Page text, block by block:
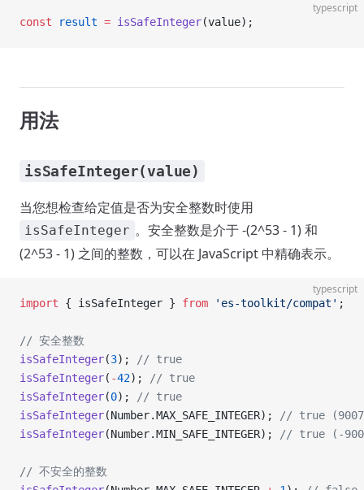
typescript
const result = isSafeInteger(value);
用法
isSafeInteger(value)
当您想检查给定值是否为安全整数时使用
isSafeInteger 。安全整数是介于 -(2^53 - 1) 和
(2^53 - 1) 之间的整数，可以在 JavaScript 中精确表示。
typescript
import { isSafeInteger } from 'es-toolkit/compat' ;
// 安全整数
isSafeInteger(3);
// true
isSafeInteger( -42);
// true
isSafeInteger(0);
// true
isSafeInteger(Number.MAX_SAFE_INTEGER);
// true
isSafeInteger(Number.MIN_SAFE_INTEGER); // true (-
// 不安全的整数